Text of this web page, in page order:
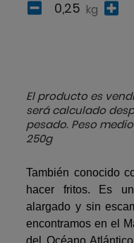
kg
El producto es
será calculado
pesado. Peso
250g
También conocido
hacer fritos. Es
alargado y sin
encontramos en el
del Océano